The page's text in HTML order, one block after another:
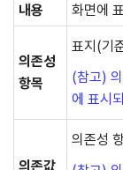
내용 화면에
의존성
항목
표지(기
(참고)
에 표시
의존값
의존성